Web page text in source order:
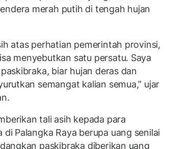
merah putih di tengah hujan
atas perhatian pemerintah provinsi,
menyebutkan satu persatu. Saya
biar hujan deras dan
semangat kalian semua,” ujar
tali asih kepada para
Palangka Raya berupa uang senilai
paskibraka diberikan uang